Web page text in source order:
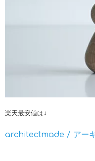
楽天最安値は↓
architectmade / アー